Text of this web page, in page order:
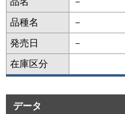
品種名 －
発売日 －
在庫区分
データ